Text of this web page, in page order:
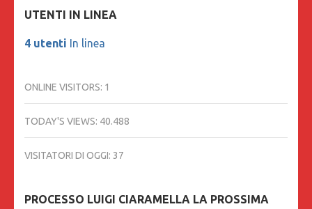
UTENTI IN LINEA
4 utenti In linea
ONLINE VISITORS: 1
TODAY'S VIEWS: 40.488
VISITATORI DI OGGI: 37
PROCESSO LUIGI CIARAMELLA LA PROSSIMA